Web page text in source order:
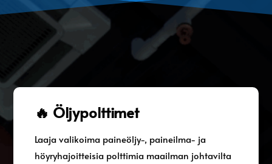
🔥 Öljypolttimet
Laaja valikoima paineöljy-, paineilma- ja
höyryhajoitteisia polttimia maailman johtavilta